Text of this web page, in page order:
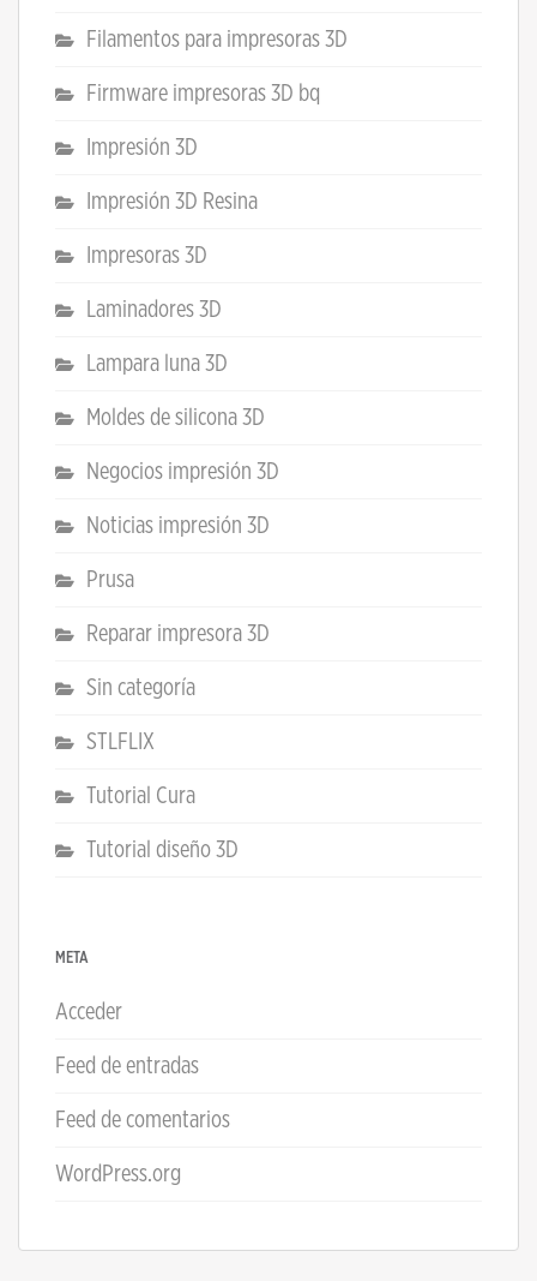
Filamentos para impresoras 3D
Firmware impresoras 3D bq
Impresión 3D
Impresión 3D Resina
Impresoras 3D
Laminadores 3D
Lampara luna 3D
Moldes de silicona 3D
Negocios impresión 3D
Noticias impresión 3D
Prusa
Reparar impresora 3D
Sin categoría
STLFLIX
Tutorial Cura
Tutorial diseño 3D
META
Acceder
Feed de entradas
Feed de comentarios
WordPress.org